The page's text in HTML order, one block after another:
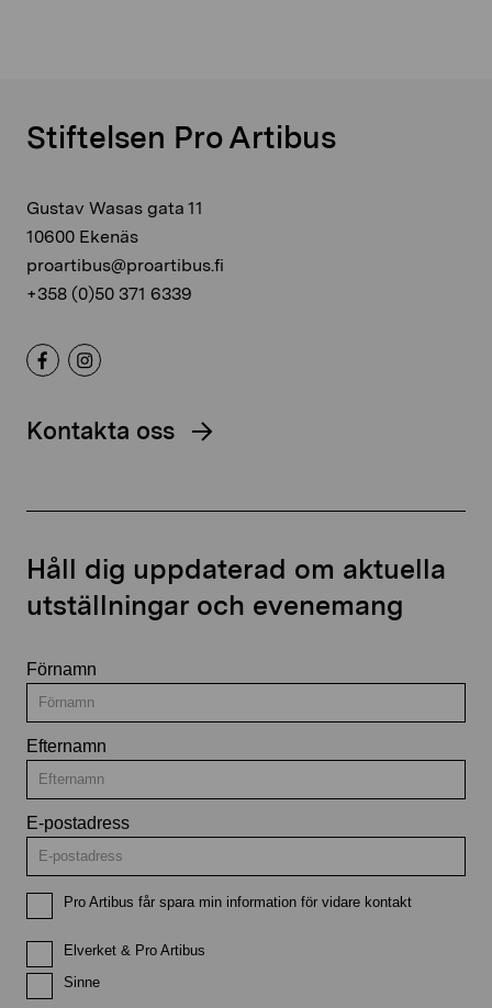
Stiftelsen Pro Artibus
Gustav Wasas gata 11
10600 Ekenäs
proartibus@proartibus.fi
+358 (0)50 371 6339
Kontakta oss
Håll dig uppdaterad om aktuella
utställningar och evenemang
Förnamn
Efternamn
E-postadress
Pro Artibus får spara min information för vidare kontakt
Elverket & Pro Artibus
Sinne